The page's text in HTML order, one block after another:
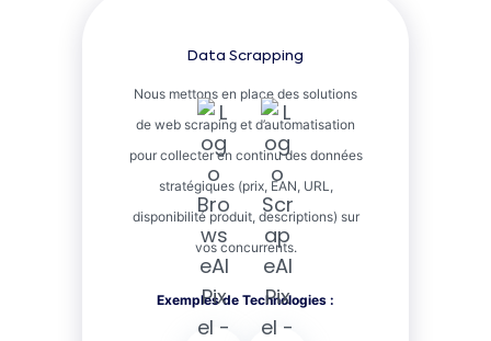
Data Scrapping
Nous mettons en place des solutions
de web scraping et d’automatisation
pour collecter en continu des données
stratégiques (prix, EAN, URL,
disponibilité produit, descriptions) sur
vos concurrents.